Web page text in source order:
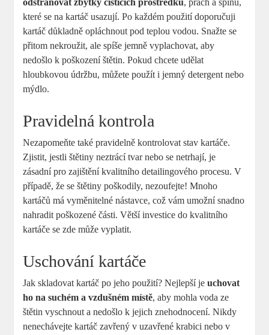
odstraňovat zbytky čisticích prostředků, prach a špínu,
které se na kartáč ⁤usazují. Po každém⁤ použití ‍doporučuji
kartáč důkladně opláchnout ⁢pod teplou vodou. Snažte ‍se
přitom nekroužit, ale spíše jemně vyplachovat, aby
nedošlo ⁢k poškození štětin. Pokud chcete ⁢udělat ​
hloubkovou ‍údržbu, ⁢můžete použít i jemný ⁢detergent nebo
mýdlo.
Pravidelná kontrola
Nezapomeňte také pravidelně kontrolovat stav kartáče.
Zjistit, jestli štětiny neztrácí tvar nebo ⁢se netrhají, je
⁤zásadní ⁤pro zajištění kvalitního detailingového procesu.‌ V
případě, že se⁣ štětiny ⁢poškodily, ⁤nezoufejte! Mnoho
kartáčů má vyměnitelné⁣ nástavce, což‌ vám umožní snadno
nahradit poškozené části. Větší ​investice⁤ do kvalitního
⁤kartáče se ⁤zde může vyplatit.
Uschování⁢ kartáče
Jak skladovat⁤ kartáč po jeho ‍použití? ⁤Nejlepší jeuchovat
ho na suchém a vzdušném místě, aby ⁤mohla voda ze
štětin vyschnout a nedošlo k jejich znehodnocení. Nikdy
nenechávejte⁤ kartáč zavřený v​ uzavřené krabici nebo v